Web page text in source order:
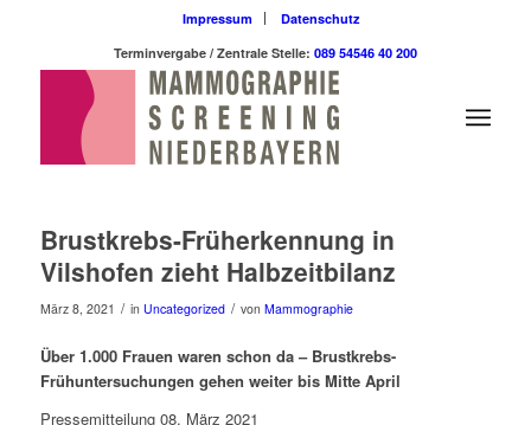
Impressum
Datenschutz
Terminvergabe / Zentrale Stelle: 089 54546 40 200
Brustkrebs-Früherkennung in
Vilshofen zieht Halbzeitbilanz
März 8, 2021 / in Uncategorized / von Mammographie
Über 1.000 Frauen waren schon da – Brustkrebs-
Frühuntersuchungen gehen weiter bis Mitte April
Pressemitteilung 08. März 2021